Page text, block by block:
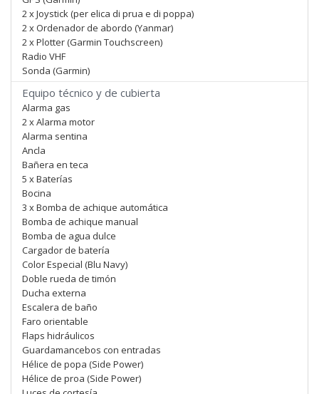
2 x Joystick (per elica di prua e di poppa)
2 x Ordenador de abordo (Yanmar)
2 x Plotter (Garmin Touchscreen)
Radio VHF
Sonda (Garmin)
Equipo técnico y de cubierta
Alarma gas
2 x Alarma motor
Alarma sentina
Ancla
Bañera en teca
5 x Baterías
Bocina
3 x Bomba de achique automática
Bomba de achique manual
Bomba de agua dulce
Cargador de batería
Color Especial (Blu Navy)
Doble rueda de timón
Ducha externa
Escalera de baño
Faro orientable
Flaps hidráulicos
Guardamancebos con entradas
Hélice de popa (Side Power)
Hélice de proa (Side Power)